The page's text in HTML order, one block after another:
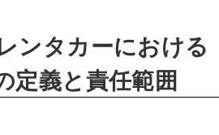
ンタカーにおける
定義と責任範囲